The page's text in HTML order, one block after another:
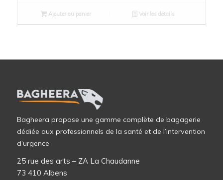
Ajouter au panier Voir les détails
Bagheera propose une gamme complète de bagagerie
dédiée aux professionnels de la santé et de l’intervention
d’urgence
25 rue des arts – ZA La Chaudanne
73 410 Albens